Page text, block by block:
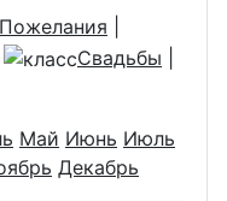
Пожелания
Свадьбы
Май Июнь Июль
Декабрь